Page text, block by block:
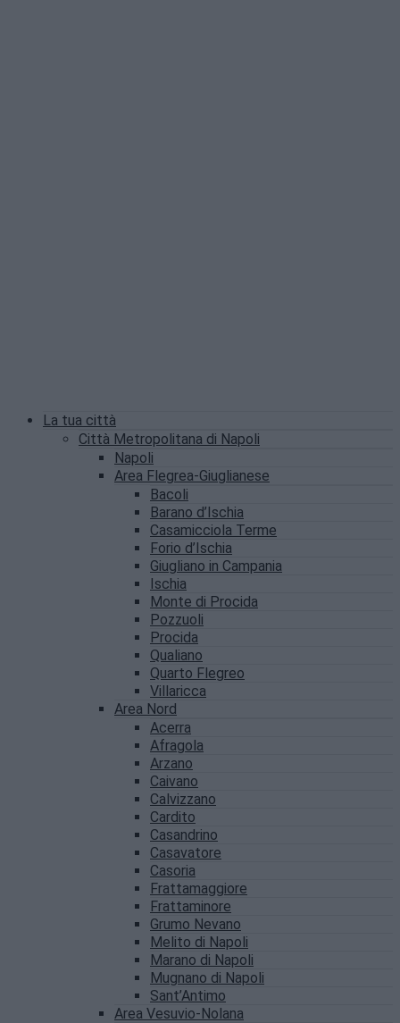
La tua città
Città Metropolitana di Napoli
Napoli
Area Flegrea-Giuglianese
Bacoli
Barano d’Ischia
Casamicciola Terme
Forio d’Ischia
Giugliano in Campania
Ischia
Monte di Procida
Pozzuoli
Procida
Qualiano
Quarto Flegreo
Villaricca
Area Nord
Acerra
Afragola
Arzano
Caivano
Calvizzano
Cardito
Casandrino
Casavatore
Casoria
Frattamaggiore
Frattaminore
Grumo Nevano
Melito di Napoli
Marano di Napoli
Mugnano di Napoli
Sant’Antimo
Area Vesuvio-Nolana